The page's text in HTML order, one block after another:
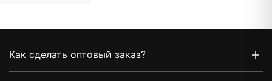
Как сделать оптовый заказ?